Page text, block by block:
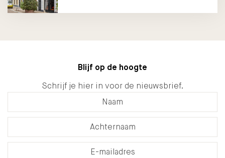
Blijf op de hoogte
Schrijf je hier in voor de nieuwsbrief.